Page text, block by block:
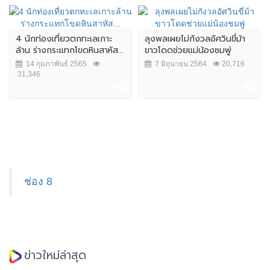
4 นักท่องเที่ยวตกทะเลเกาะ
ล้าน ร่างกระแทกโขดหินสาหัส...
14 กุมภาพันธ์ 2565
31,346
ลุงพลเผยไม่กังวลอัศวินขี่ม้า
ขาวโดดช่วยแม่น้องชมพู่
7 มิถุนายน 2564 20,716
ช่อง 8
ข่าวใหม่ล่าสุด